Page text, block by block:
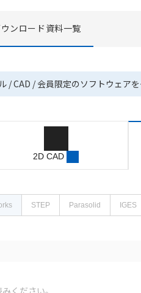
ンロード資料一覧
/ CAD / 会員限定のソフトウェア
2D CAD
STEP Parasolid IGES
ください。